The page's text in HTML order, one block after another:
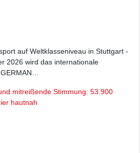
auf Weltklasseniveau in Stuttgart -
2026 wird das internationale
mitreißende Stimmung: 53.900
hautnah